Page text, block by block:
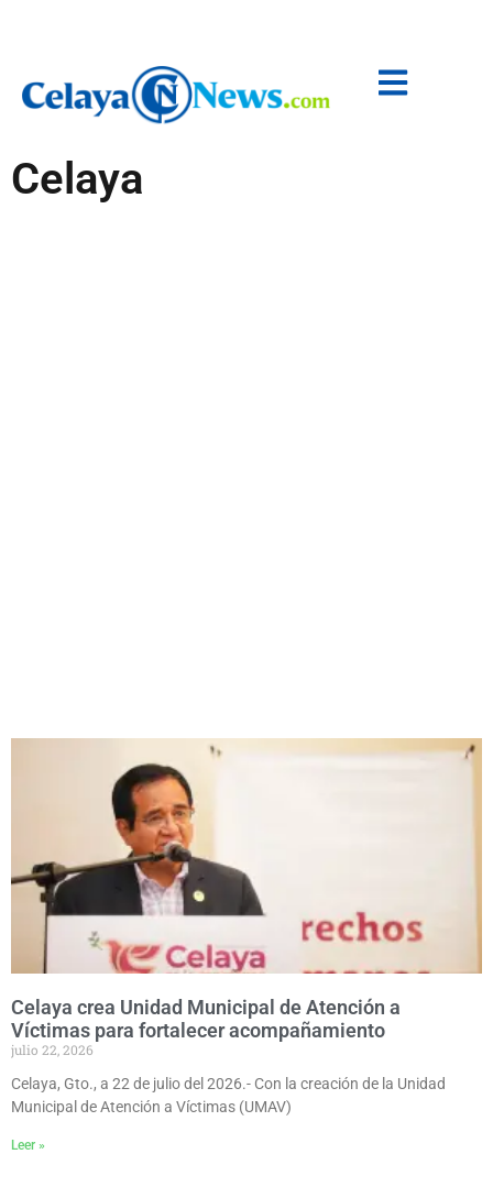
Celaya
Celaya crea Unidad Municipal de Atención a
Víctimas para fortalecer acompañamiento
julio 22, 2026
Celaya, Gto., a 22 de julio del 2026.- Con la creación de la Unidad
Municipal de Atención a Víctimas (UMAV)
Leer »